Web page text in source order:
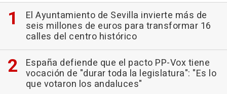
El Ayuntamiento de Sevilla invierte más de
seis millones de euros para transformar 16
calles del centro histórico
España defiende que el pacto PP-Vox tiene
vocación de "durar toda la legislatura": "Es lo
que votaron los andaluces"